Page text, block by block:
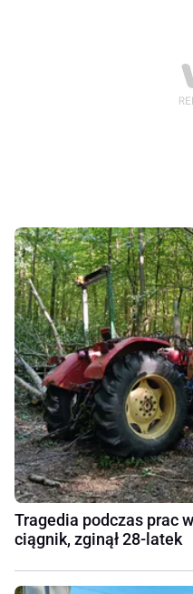
Tragedia podczas prac
ciągnik, zginął 28-latek